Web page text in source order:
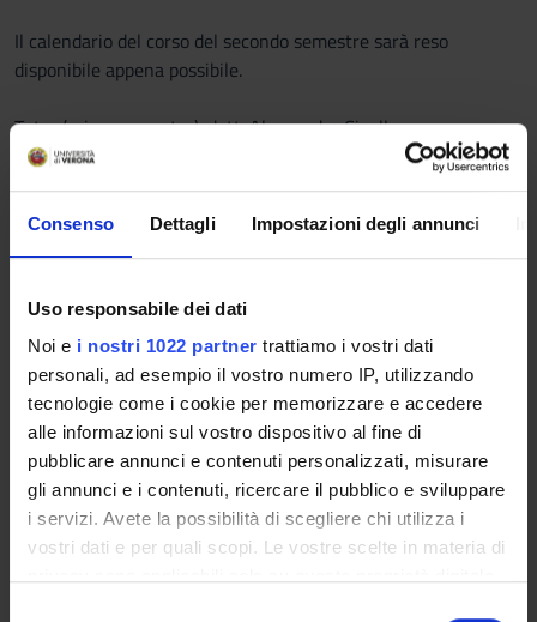
Consenso Dettagli Impostazioni degli annunci
Uso responsabile dei dati
Noi e i nostri 1022 partner trattiamo i vostri dati
personali, ad esempio il vostro numero IP, utilizzando
tecnologie come i cookie per memorizzare e accedere
alle informazioni sul vostro dispositivo al fine di
pubblicare annunci e contenuti personalizzati, misurare
gli annunci e i contenuti, ricercare il pubblico e sviluppare
i servizi. Avete la possibilità di scegliere chi utilizza i
vostri dati e per quali scopi. Le vostre scelte in materia di
Il calendario del corso del secondo semestre sarà reso
disponibile appena possibile.
Tutor (primo semestre): dott. Alessandro Cipolla
Tutor (secondo semestre): dott.ssa Alice Zago
Chiusura prenotazioni: 18 ottobre 2020
Corso secondo semestre
Apertura prenotazioni: 13 ottobre 2020
Chiusura prenotazioni: 28 febbraio 2021
La procedura di iscrizione si trova sulla piattaforma elearning
(Moodle) del corso. Gli studenti senza credenziali informatiche
di Ateneo (GIA) possono richiedere di essere iscritti mandando
una email al docente. Tutti gli altri studenti devono
obbligatoriamente utilizzare la procedura su Moodle. Si
sottolinea che l’inserimento o meno, da parte dello studente,